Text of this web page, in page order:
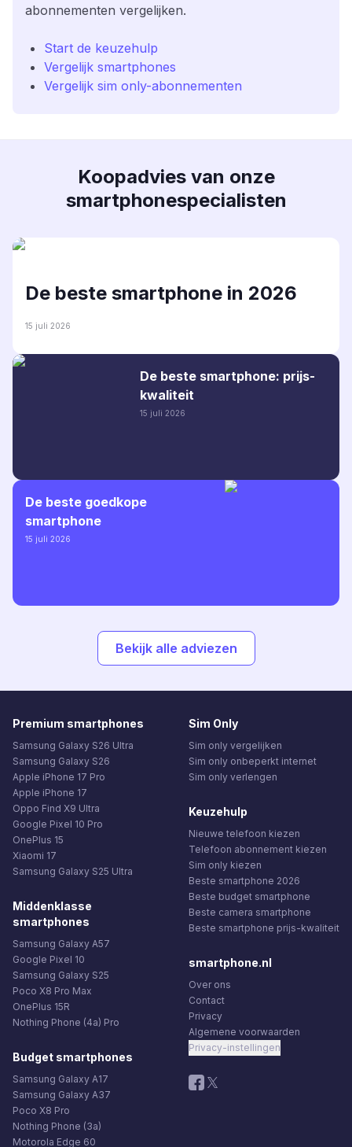
abonnementen vergelijken.
Start de keuzehulp
Vergelijk smartphones
Vergelijk sim only-abonnementen
Koopadvies van onze
smartphonespecialisten
De beste smartphone in 2026
15 juli 2026
De beste smartphone: prijs-
kwaliteit
15 juli 2026
De beste goedkope
smartphone
15 juli 2026
Bekijk alle adviezen
Premium smartphones
Samsung Galaxy S26 Ultra
Samsung Galaxy S26
Apple iPhone 17 Pro
Apple iPhone 17
Oppo Find X9 Ultra
Google Pixel 10 Pro
OnePlus 15
Xiaomi 17
Samsung Galaxy S25 Ultra
Middenklasse
smartphones
Samsung Galaxy A57
Google Pixel 10
Samsung Galaxy S25
Poco X8 Pro Max
OnePlus 15R
Nothing Phone (4a) Pro
Budget smartphones
Samsung Galaxy A17
Samsung Galaxy A37
Poco X8 Pro
Nothing Phone (3a)
Motorola Edge 60
Sim Only
Sim only vergelijken
Sim only onbeperkt internet
Sim only verlengen
Keuzehulp
Nieuwe telefoon kiezen
Telefoon abonnement kiezen
Sim only kiezen
Beste smartphone 2026
Beste budget smartphone
Beste camera smartphone
Beste smartphone prijs-kwaliteit
smartphone.nl
Over ons
Contact
Privacy
Algemene voorwaarden
Privacy-instellingen